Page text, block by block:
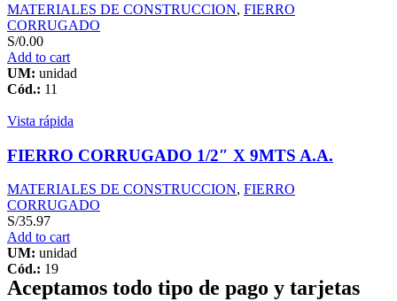
MATERIALES DE CONSTRUCCION, FIERRO
CORRUGADO
S/0.00
Add to cart
UM: unidad
Cód.: 11
Vista rápida
FIERRO CORRUGADO 1/2″ X 9MTS A.A.
MATERIALES DE CONSTRUCCION, FIERRO
CORRUGADO
S/35.97
Add to cart
UM: unidad
Cód.: 19
Aceptamos todo tipo de pago y tarjetas